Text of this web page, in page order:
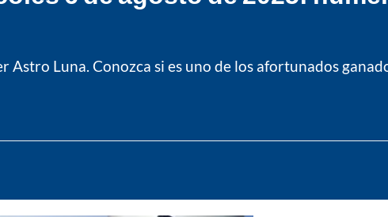
Astro Luna. Conozca si es uno de los afortunados